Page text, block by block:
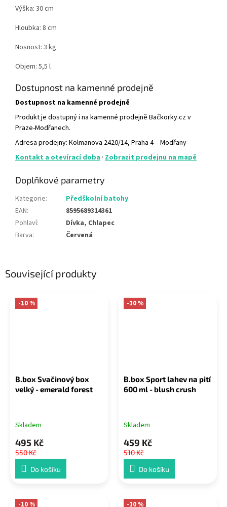
Související produkty
-10 %
B.box Svačinový box
velký - emerald forest
Skladem
495 Kč
550 Kč
Do košíku
-10 %
B.box Sport lahev na pití
600 ml - blush crush
Skladem
459 Kč
510 Kč
Do košíku
-10 % -10 %
Výška: 30 cm
Hloubka: 8 cm
Nosnost: 3 kg
Objem: 5,5 l
Dostupnost na kamenné prodejně
Dostupnost na kamenné prodejně
Produkt je dostupný i na kamenné prodejně Bačkorky.cz v
Praze-Modřanech.
Adresa prodejny: Kolmanova 2420/14, Praha 4 – Modřany
Kontakt a otevírací doba · Zobrazit prodejnu na mapě
Doplňkové parametry
Kategorie:
Předškolní batohy
EAN:
8595689314361
Pohlaví:
Dívka, Chlapec
Barva: Červená